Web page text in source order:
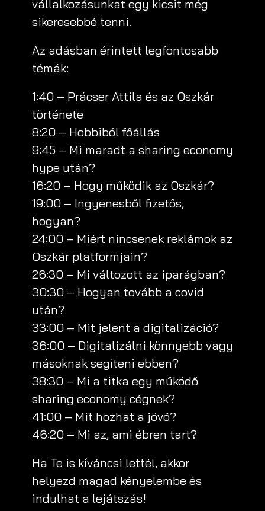
vállalkozásunkat egy kicsit még
sikeresebbé tenni.
Az adásban érintett legfontosabb
témák:
1:40 – Prácser Attila és az Oszkár
története
8:20 – Hobbiból főállás
9:45 – Mi maradt a sharing economy
hype után?
16:20 – Hogy működik az Oszkár?
19:00 – Ingyenesből fizetős,
hogyan?
24:00 – Miért nincsenek reklámok az
Oszkár platformjain?
26:30 – Mi változott az iparágban?
30:30 – Hogyan tovább a covid
után?
33:00 – Mit jelent a digitalizáció?
36:00 – Digitalizálni könnyebb vagy
másoknak segíteni ebben?
38:30 – Mi a titka egy működő
sharing economy cégnek?
41:00 – Mit hozhat a jövő?
46:20 – Mi az, ami ébren tart?
Ha Te is kíváncsi lettél, akkor
helyezd magad kényelembe és
indulhat a lejátszás!